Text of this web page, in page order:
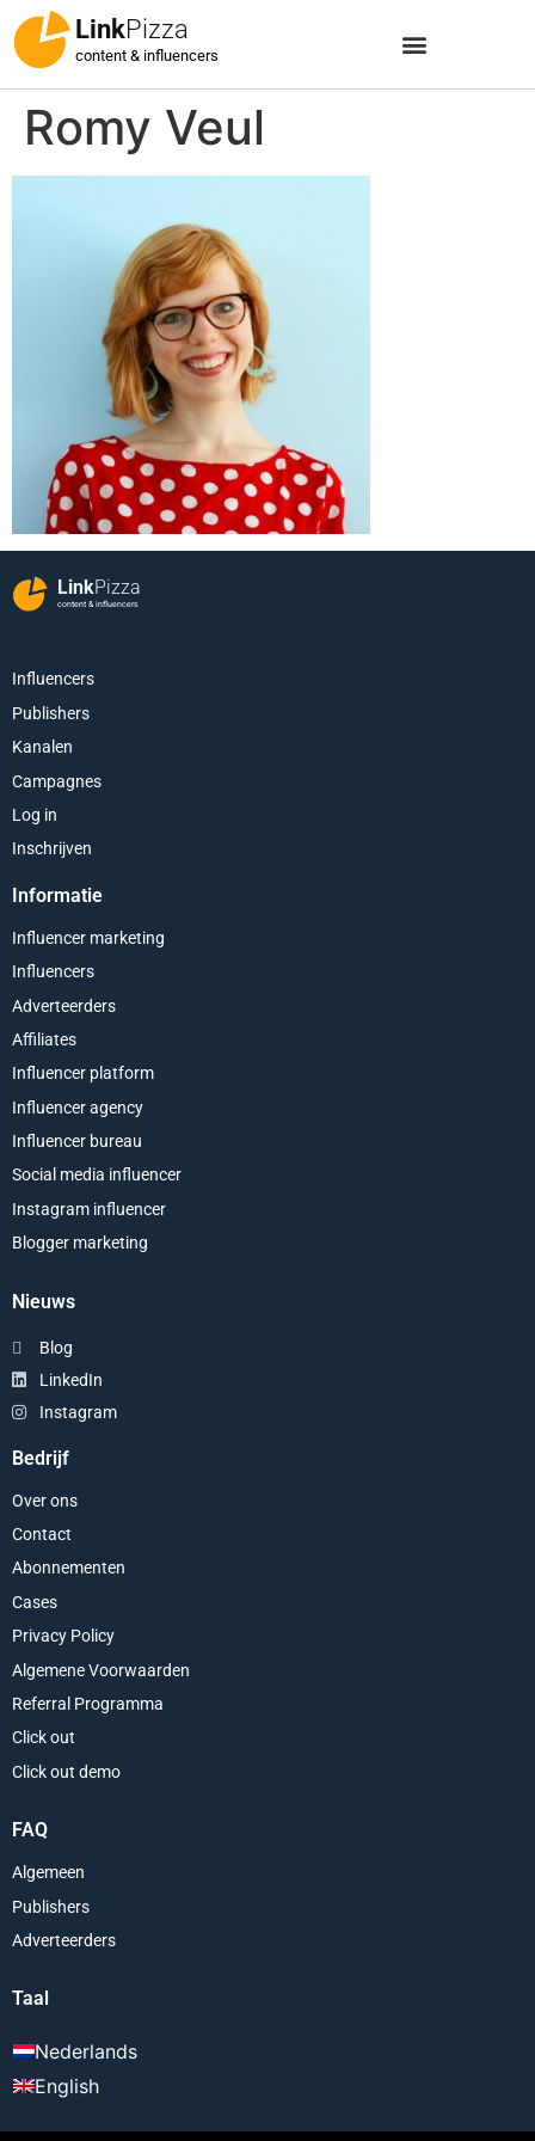
LinkPizza
content & influencers
Romy Veul
LinkPizza
content & influencers
Influencers
Publishers
Kanalen
Campagnes
Log in
Inschrijven
Informatie
Influencer marketing
Influencers
Adverteerders
Affiliates
Influencer platform
Influencer agency
Influencer bureau
Social media influencer
Instagram influencer
Blogger marketing
Nieuws
Blog
LinkedIn
Instagram
Bedrijf
Over ons
Contact
Abonnementen
Cases
Privacy Policy
Algemene Voorwaarden
Referral Programma
Click out
Click out demo
FAQ
Algemeen
Publishers
Adverteerders
Taal
Nederlands
English